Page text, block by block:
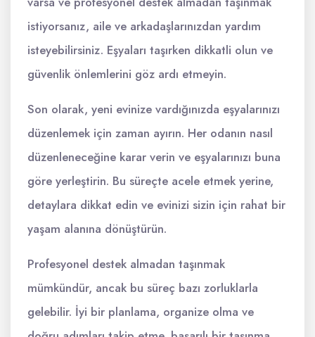
istiyorsanız, aile ve arkadaşlarınızdan yardım
isteyebilirsiniz. Eşyaları taşırken dikkatli olun ve
güvenlik önlemlerini göz ardı etmeyin.
Son olarak, yeni evinize vardığınızda eşyalarınızı
düzenlemek için zaman ayırın. Her odanın nasıl
düzenleneceğine karar verin ve eşyalarınızı buna
göre yerleştirin. Bu süreçte acele etmek yerine,
detaylara dikkat edin ve evinizi sizin için rahat bir
yaşam alanına dönüştürün.
Profesyonel destek almadan taşınmak
mümkündür, ancak bu süreç bazı zorluklarla
gelebilir. İyi bir planlama, organize olma ve